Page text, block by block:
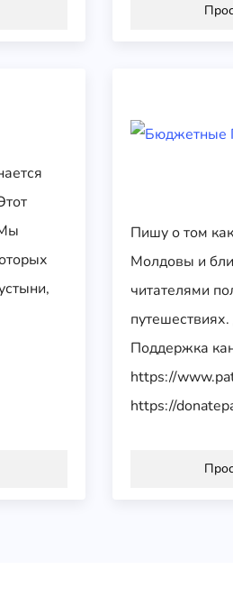
Пишу о том
Молдовы и
читателями
Поддержка
https://
https://